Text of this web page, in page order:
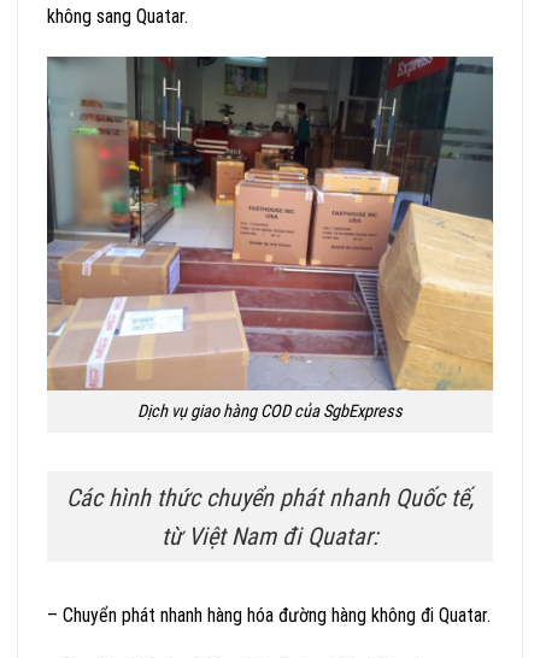
không sang Quatar.
Dịch vụ giao hàng COD của SgbExpress
Các hình thức chuyển phát nhanh Quốc tế,
từ Việt Nam đi Quatar:
– Chuyển phát nhanh hàng hóa đường hàng không đi Quatar.